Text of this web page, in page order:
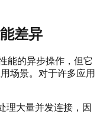
差异
能的异步操作，但它
场景。对于许多应用
理大量并发连接，因